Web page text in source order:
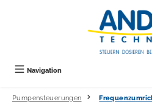
Navigation
Pumpensteuerungen